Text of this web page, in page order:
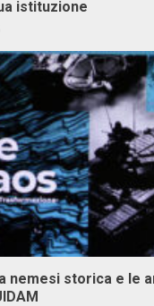
istituzione
la nemesi storica e le